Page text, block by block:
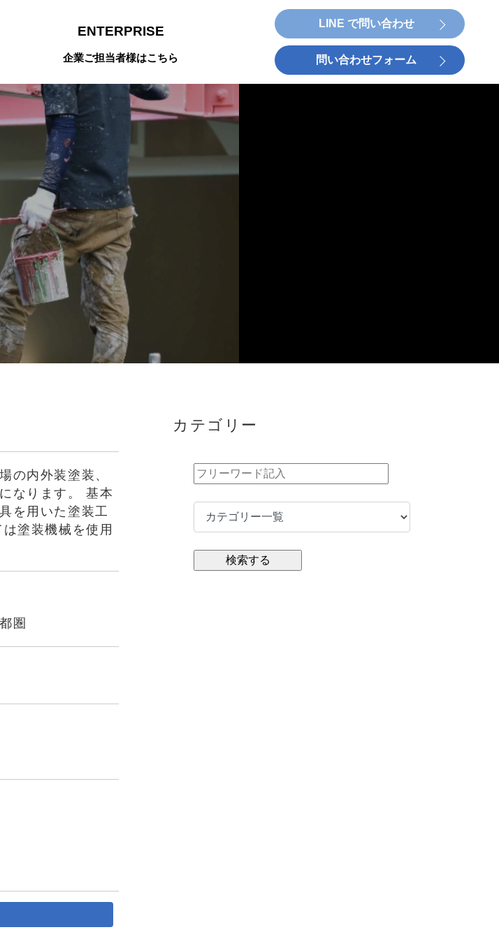
ENTERPRISE
企業ご担当者様はこちら
LINE で問い合わせ
問い合わせフォーム
の内外装塗装、
なります。 基本
を用いた塗装工
塗装機械を使用
圏
カテゴリー